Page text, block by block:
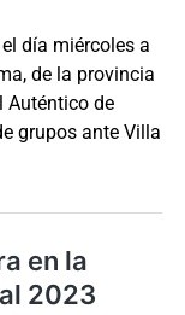
día miércoles a
de la provincia
Auténtico de
grupos ante Villa